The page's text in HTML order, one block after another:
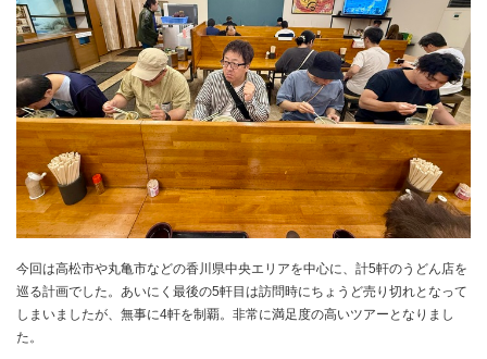
今回は高松市や丸亀市などの香川県中央エリアを中心に、計5軒のうどん店を
巡る計画でした。あいにく最後の5軒目は訪問時にちょうど売り切れとなって
しまいましたが、無事に4軒を制覇。非常に満足度の高いツアーとなりまし
た。